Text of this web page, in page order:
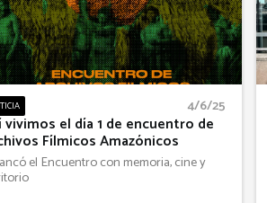
4/6/25
vivimos el día 1 de encuentro de
Fílmicos Amazónicos
el Encuentro con memoria, cine y